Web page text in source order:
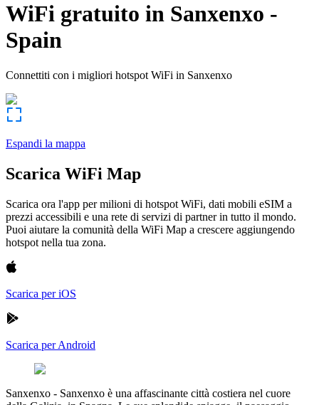
WiFi gratuito in Sanxenxo -
Spain
Connettiti con i migliori hotspot WiFi in Sanxenxo
Espandi la mappa
Scarica WiFi Map
Scarica ora l'app per milioni di hotspot WiFi, dati mobili eSIM a
prezzi accessibili e una rete di servizi di partner in tutto il mondo.
Puoi aiutare la comunità della WiFi Map a crescere aggiungendo
hotspot nella tua zona.
Scarica per iOS
Scarica per Android
Sanxenxo - Sanxenxo è una affascinante città costiera nel cuore